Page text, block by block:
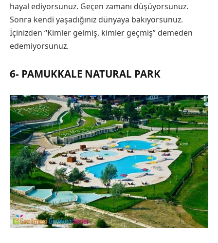
hayal ediyorsunuz. Geçen zamanı düşüyorsunuz.
Sonra kendi yaşadığınız dünyaya bakıyorsunuz.
İçinizden “Kimler gelmiş, kimler geçmiş” demeden
edemiyorsunuz.
6- PAMUKKALE NATURAL PARK